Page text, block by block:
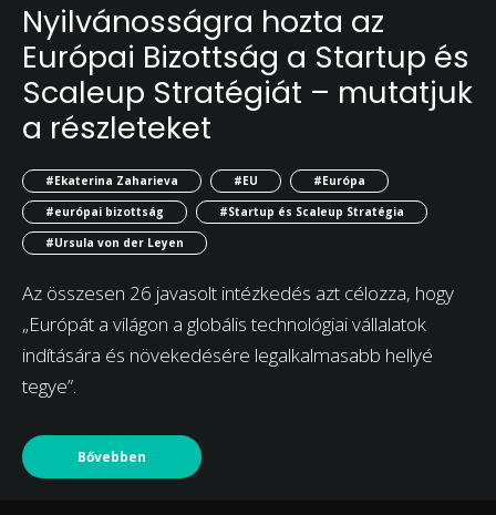
Nyilvánosságra hozta az
Európai Bizottság a Startup és
Scaleup Stratégiát – mutatjuk
a részleteket
#Ekaterina Zaharieva #EU
#Európa
#európai bizottság
#Startup és Scaleup Stratégia
#Ursula von der Leyen
Az összesen 26 javasolt intézkedés azt célozza, hogy
„Európát a világon a globális technológiai vállalatok
indítására és növekedésére legalkalmasabb hellyé
tegye”.
Bővebben